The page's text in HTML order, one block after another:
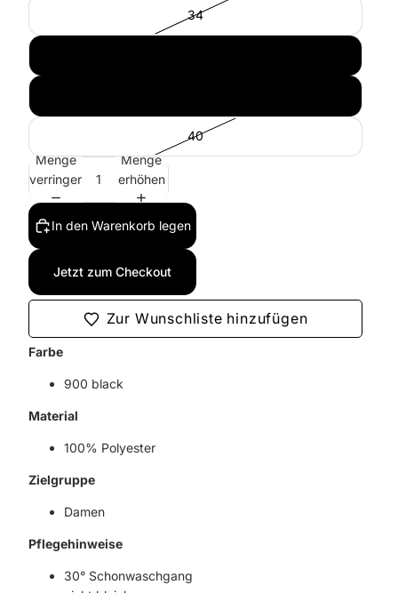
34
40
Menge
verringern
Menge
erhöhen
In den Warenkorb legen
Jetzt zum Checkout
Zur Wunschliste hinzufügen
Farbe
900 black
Material
100% Polyester
Zielgruppe
Damen
Pflegehinweise
30° Schonwaschgang